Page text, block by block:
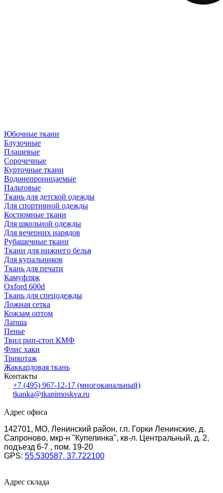
Юбочные ткани
Блузочные
Плащевые
Сорочечные
Курточные ткани
Водонепроницаемые
Пальтовые
Ткань для детской одежды
Для спортивной одежды
Костюмные ткани
Для школьной одежды
Для вечерних нарядов
Рубашечные ткани
Ткани для нижнего белья
Для купальников
Ткань для печати
Камуфляж
Oxford 600d
Ткань для спецодежды
Ложная сетка
Кожзам оптом
Лапша
Пенье
Твил рип-стоп КМФ
Флис хаки
Трикотаж
Жаккардовая ткань
Контакты
+7 (495) 967-12-17 (многоканальный)
tkanka@tkanimoskva.ru
Адрес офиса
142701, МО, Ленинский район, г.п. Горки Ленинские, д.
Сапроново, мкр-н "Купелинка", кв-л. Центральный, д. 2,
подъезд 6-7 , пом. 19-20
GPS: 55.530587, 37.722100
Адрес склада